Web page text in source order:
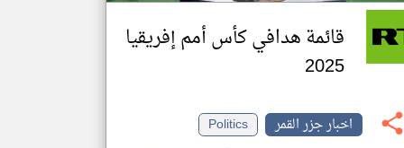
قائمة هدافي كأس أمم إفريقيا
2025
اخبار جزر القمر
Politics